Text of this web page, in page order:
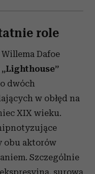
role
Dafoe
„Lighthouse”
dwóch
w obłęd na
XIX wieku.
obu aktorów
Szczególnie
surową